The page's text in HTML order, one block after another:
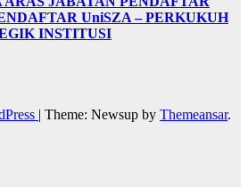
UniSZA – PERKUKUH
INSTITUSI
| Theme: Newsup by Themeansar.